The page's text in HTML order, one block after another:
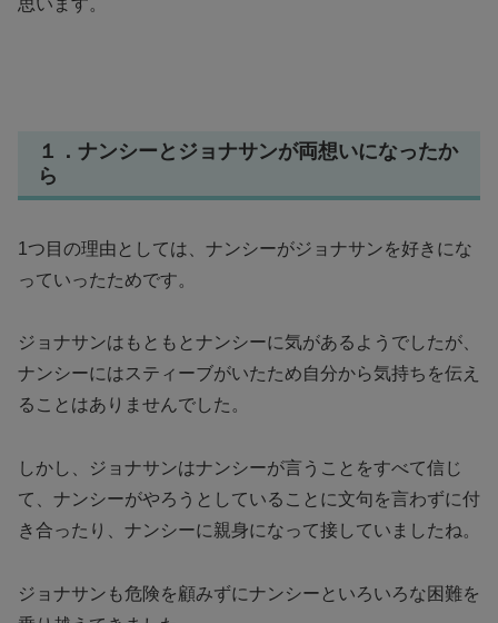
思います。
１．ナンシーとジョナサンが両想いになったか
ら
1つ目の理由としては、ナンシーがジョナサンを好きにな
っていったためです。
ジョナサンはもともとナンシーに気があるようでしたが、
ナンシーにはスティーブがいたため自分から気持ちを伝え
ることはありませんでした。
しかし、ジョナサンはナンシーが言うことをすべて信じ
て、ナンシーがやろうとしていることに文句を言わずに付
き合ったり、ナンシーに親身になって接していましたね。
ジョナサンも危険を顧みずにナンシーといろいろな困難を